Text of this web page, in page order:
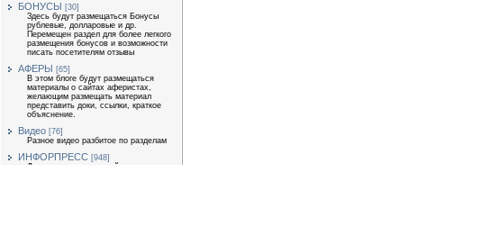
БОНУСЫ [30]
Здесь будут размещаться Бонусы
рублевые, долларовые и др.
Перемещен раздел для более легкого
размещения бонусов и возможности
писать посетителям отзывы
АФЕРЫ [65]
В этом блоге будут размещаться
материалы о сайтах аферистах,
желающим размещать материал
представить доки, ссылки, краткое
объяснение.
Видео [76]
Разное видео разбитое по разделам
ИНФОРПРЕСС [948]
Для размещения статей